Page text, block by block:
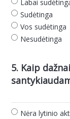
Labai
Sudėtinga
Vos sudėtinga
Nesudėtinga
5. Kaip
Nėra lytinio